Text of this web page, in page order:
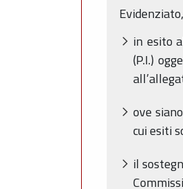
in esito
(P.I.)
ove
cui esiti
il